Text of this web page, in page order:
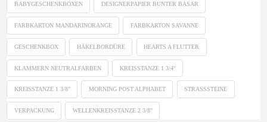
BABYGESCHENKBOXEN DESIGNERPAPIER BUNTER BASAR
FARBKARTON MANDARINORANGE FARBKARTON SAVANNE
GESCHENKBOX HÄKELBORDÜRE HEARTS A FLUTTER
KLAMMERN NEUTRALFARBEN KREISSTANZE 1 3/4"
KREISSTANZE 1 3/8" MORNING POST ALPHABET STRASSSTEINE
VERPACKUNG WELLENKREISSTANZE 2 3/8"